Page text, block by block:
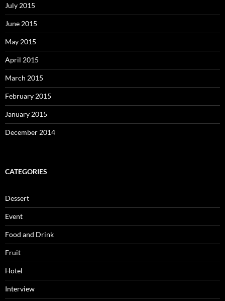
July 2015
June 2015
May 2015
April 2015
March 2015
February 2015
January 2015
December 2014
CATEGORIES
Dessert
Event
Food and Drink
Fruit
Hotel
Interview